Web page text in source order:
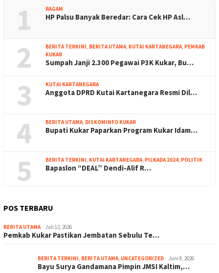
1 RAGAM
HP Palsu Banyak Beredar: Cara Cek HP Asl…
2 BERITA TERKINI, BERITA UTAMA, KUTAI KARTANEGARA, PEMKAB
KUKAR
Sumpah Janji 2.300 Pegawai P3K Kukar, Bu…
3 KUTAI KARTANEGARA
Anggota DPRD Kutai Kartanegara Resmi Dil…
4 BERITA UTAMA, DISKOMINFO KUKAR
Bupati Kukar Paparkan Program Kukar Idam…
5 BERITA TERKINI, KUTAI KARTANEGARA, PILKADA 2024, POLITIK
Bapaslon “DEAL” Dendi-Alif R…
POS TERBARU
BERITA UTAMA Juli 12, 2026
Pemkab Kukar Pastikan Jembatan Sebulu Te…
BERITA TERKINI, BERITA UTAMA, UNCATEGORIZED Juni 8, 2026
Bayu Surya Gandamana Pimpin JMSI Kaltim,…